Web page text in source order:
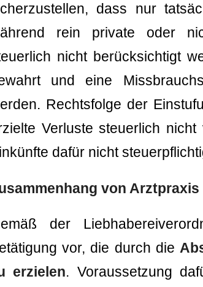
dass nur
rein private oder
nicht berücksichtigt
und eine
Rechtsfolge der
Verluste steuerlich
dafür nicht
von
der
vor, die durch die
erzielen. Voraussetzung